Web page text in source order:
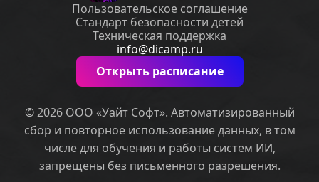
Пользовательское соглашение
Стандарт безопасности детей
Техническая поддержка
info@dicamp.ru
Открыть расписание
© 2026 ООО «Уайт Софт». Автоматизированный
сбор и повторное использование данных, в том
числе для обучения и работы систем ИИ,
запрещены без письменного разрешения.